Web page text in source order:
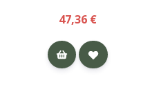
47,36 €